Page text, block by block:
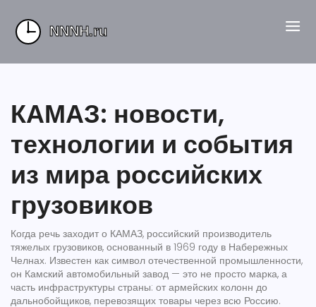
КАМАЗ: новости,
технологии и события
из мира российских
грузовиков
Когда речь заходит о КАМАЗ, российский производитель
тяжелых грузовиков, основанный в 1969 году в Набережных
Челнах. Известен как символ отечественной промышленности,
он Камский автомобильный завод — это не просто марка, а
часть инфраструктуры страны: от армейских колонн до
дальнобойщиков, перевозящих товары через всю Россию.